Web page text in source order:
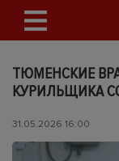
ТЮМЕНСКИЕ
КУРИЛЬЩИКА
31.05.2026 16:00